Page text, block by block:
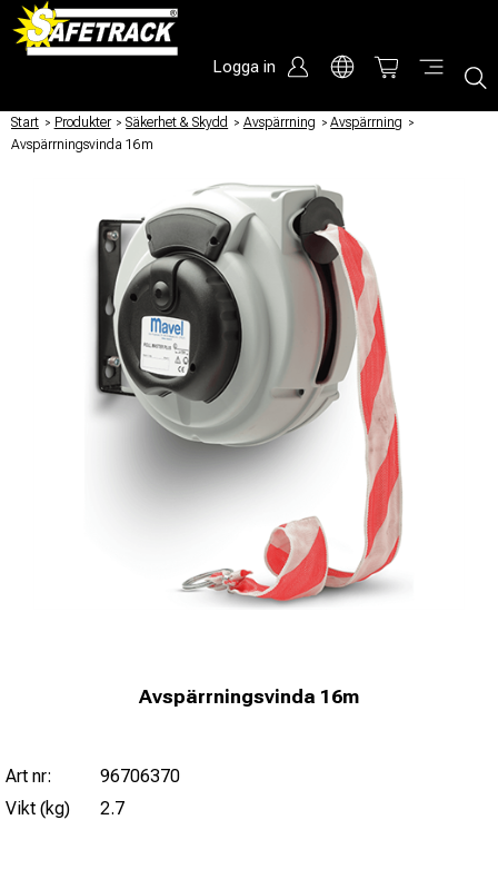
Logga in
Start / Produkter / Säkerhet & Skydd / Avspärrning / Avspärrning /
Avspärrningsvinda 16m
Avspärrningsvinda 16m
Art nr:
96706370
Vikt (kg)
2.7